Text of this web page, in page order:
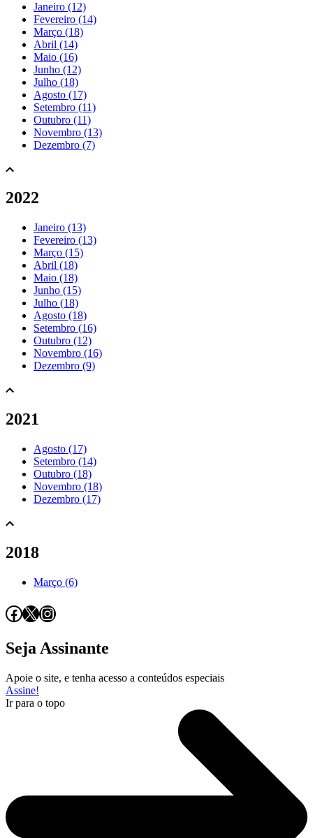
Janeiro (12)
Fevereiro (14)
Março (18)
Abril (14)
Maio (16)
Junho (12)
Julho (18)
Agosto (17)
Setembro (11)
Outubro (11)
Novembro (13)
Dezembro (7)
2022
Janeiro (13)
Fevereiro (13)
Março (15)
Abril (18)
Maio (18)
Junho (15)
Julho (18)
Agosto (18)
Setembro (16)
Outubro (12)
Novembro (16)
Dezembro (9)
2021
Agosto (17)
Setembro (14)
Outubro (18)
Novembro (18)
Dezembro (17)
2018
Março (6)
Facebook
X Instagram
Seja Assinante
Apoie o site, e tenha acesso a conteúdos especiais
Assine!
Ir para o topo